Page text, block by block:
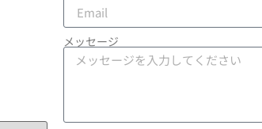
メッセージ